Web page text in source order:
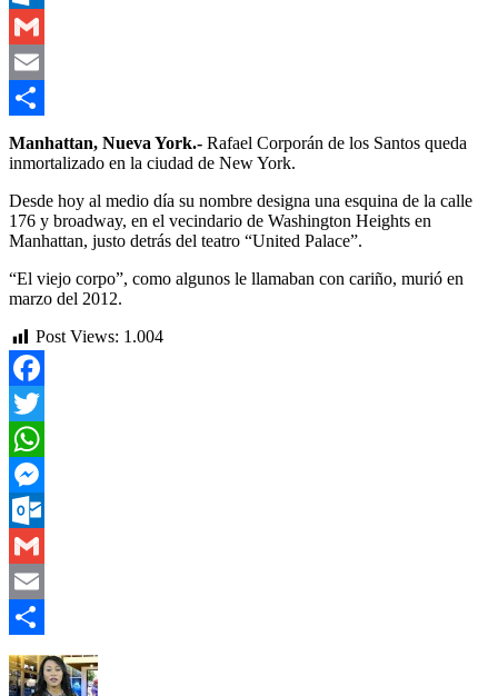
Outlook.com
Gmail
Email
Compartir
Manhattan, Nueva York.- Rafael Corporán de los Santos queda
inmortalizado en la ciudad de New York.
Desde hoy al medio día su nombre designa una esquina de la calle
176 y broadway, en el vecindario de Washington Heights en
Manhattan, justo detrás del teatro “United Palace”.
“El viejo corpo”, como algunos le llamaban con cariño, murió en
marzo del 2012.
Post Views: 1.004
Facebook
Twitter
WhatsApp
Messenger
Outlook.com
Gmail
Email
Compartir